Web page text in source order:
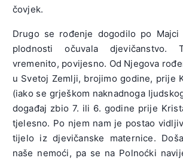
čovjek.
Drugo se rođenje dogodilo po
plodnosti očuvala
vremenito, povijesno. Od Njegova
u Svetoj Zemlji, brojimo godine, prije
(iako se grješkom naknadnoga
događaj zbio 7. ili 6. godine prije
tjelesno. Po njem nam je postao
tijelo iz djevičanske maternice.
naše nemoći, pa se na Polnoćki